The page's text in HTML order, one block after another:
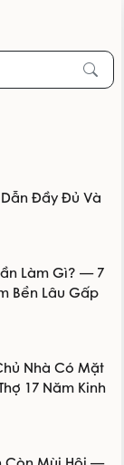
Đầy Đủ Và
Làm Gì? — 7
Bền Lâu Gấp
Nhà Có Mặt
17 Năm Kinh